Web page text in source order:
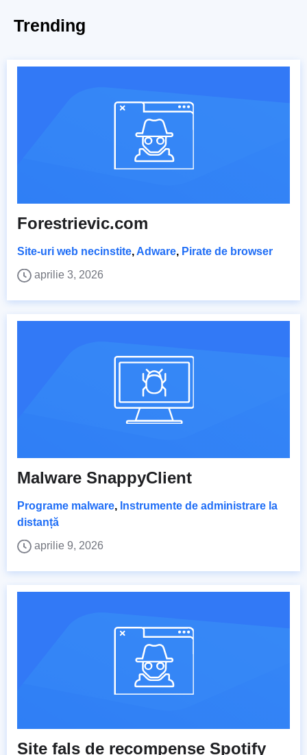
Trending
Forestrievic.com
Site-uri web necinstite, Adware, Pirate de browser
aprilie 3, 2026
Malware SnappyClient
Programe malware, Instrumente de administrare la
distanță
aprilie 9, 2026
Site fals de recompense Spotify